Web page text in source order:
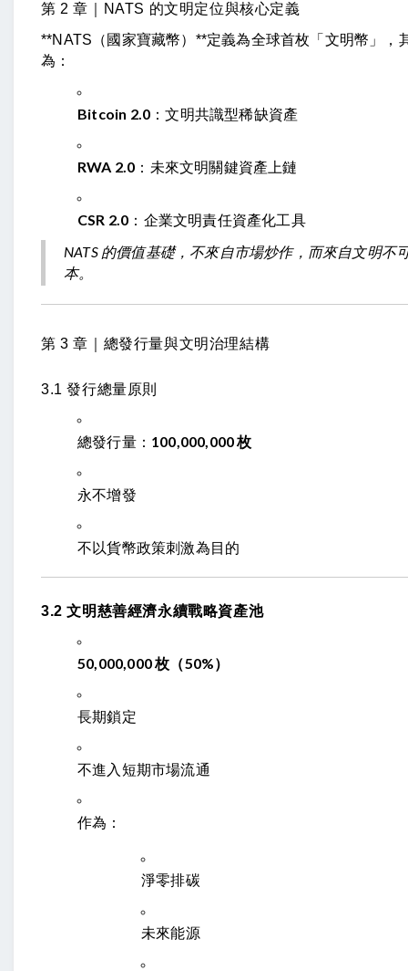
第 2 章｜NATS 的文明定位與核心定義
**NATS（國家寶藏幣）**定義為全球首枚「文明幣」，
為：
Bitcoin 2.0 ：文明共識型稀缺資產
RWA 2.0 ：未來文明關鍵資產上鏈
CSR 2.0 ：企業文明責任資產化工具
NATS 的價值基礎，不來自市場炒作，而來自文明不
本。
第 3 章｜總發行量與文明治理結構
3.1 發行總量原則
總發行量： 100,000,000 枚
永不增發
不以貨幣政策刺激為目的
3.2 文明慈善經濟永續戰略資產池
50,000,000 枚（50%）
長期鎖定
不進入短期市場流通
作為：
淨零排碳
未來能源